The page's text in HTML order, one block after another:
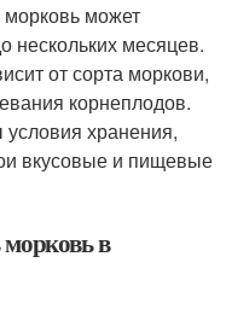
может
нескольких месяцев.
от сорта моркови,
корнеплодов.
хранения,
вкусовые и пищевые
в